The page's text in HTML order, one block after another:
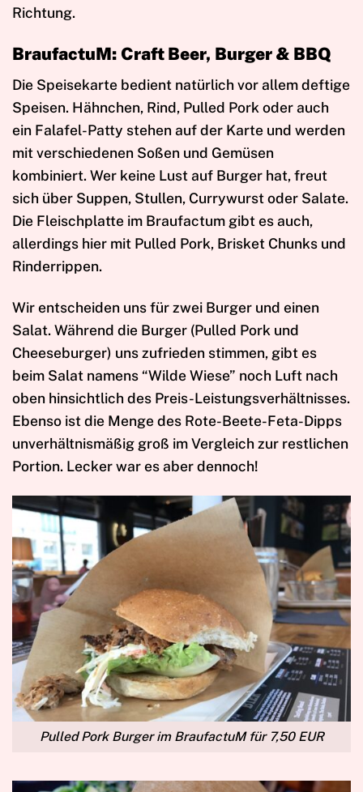
Richtung.
BraufactuM: Craft Beer, Burger & BBQ
Die Speisekarte bedient natürlich vor allem deftige
Speisen. Hähnchen, Rind, Pulled Pork oder auch
ein Falafel-Patty stehen auf der Karte und werden
mit verschiedenen Soßen und Gemüsen
kombiniert. Wer keine Lust auf Burger hat, freut
sich über Suppen, Stullen, Currywurst oder Salate.
Die Fleischplatte im Braufactum gibt es auch,
allerdings hier mit Pulled Pork, Brisket Chunks und
Rinderrippen.
Wir entscheiden uns für zwei Burger und einen
Salat. Während die Burger (Pulled Pork und
Cheeseburger) uns zufrieden stimmen, gibt es
beim Salat namens “Wilde Wiese” noch Luft nach
oben hinsichtlich des Preis-Leistungsverhältnisses.
Ebenso ist die Menge des Rote-Beete-Feta-Dipps
unverhältnismäßig groß im Vergleich zur restlichen
Portion. Lecker war es aber dennoch!
Pulled Pork Burger im BraufactuM für 7,50 EUR